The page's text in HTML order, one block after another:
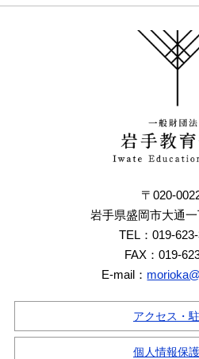
〒020-
岩手県盛岡市大通
TEL：019-
FAX：019-
E-mail：
アクセス・
個人情報保